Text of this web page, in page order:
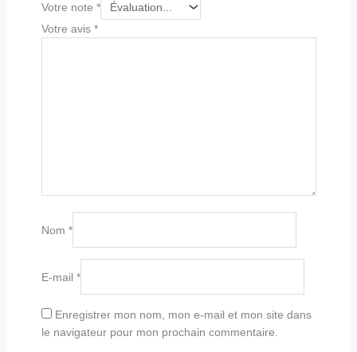
Votre note *
Votre avis *
Nom *
E-mail *
Enregistrer mon nom, mon e-mail et mon site dans
le navigateur pour mon prochain commentaire.